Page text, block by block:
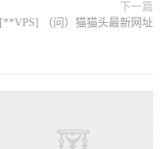
下一篇
[**VPS] （问）猫猫头最新网址